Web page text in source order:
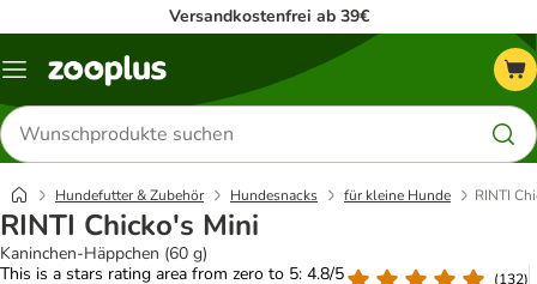
Versandkostenfrei ab 39€
Menü
Produkte
suchen
Hundefutter & Zubehör Hundesnacks für kleine Hunde RINTI
RINTI Chicko's Mini
Kaninchen-Häppchen (60 g)
This is a stars rating area from zero to 5: 4.8/5
(132)